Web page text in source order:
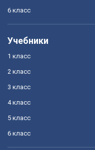
6 класс
Учебники
1 класс
2 класс
3 класс
4 класс
5 класс
6 класс